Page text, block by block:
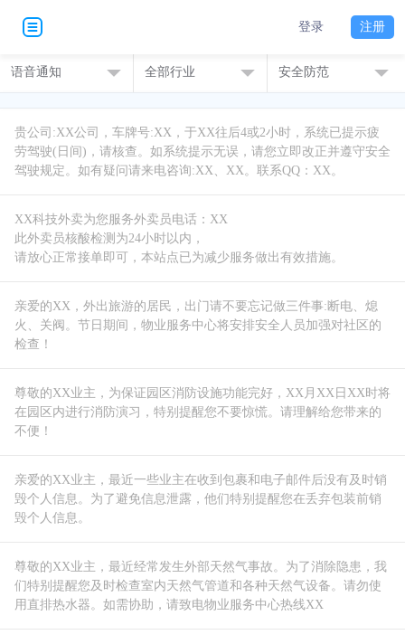
登录 注册
语音通知 全部行业 安全防范
贵公司:XX公司，车牌号:XX，于XX往后4或2小时，系统已提示疲
劳驾驶(日间)，请核查。如系统提示无误，请您立即改正并遵守安全
XX科技外卖为您服务外卖员电话：XX
此外卖员核酸检测为24小时以内，
亲爱的XX，外出旅游的居民，出门请不要忘记做三件事:断电、熄
火、关阀。节日期间，物业服务中心将安排安全人员加强对社区的
检查！
尊敬的XX业主，为保证园区消防设施功能完好，XX月XX日XX时将
在园区内进行消防演习，特别提醒您不要惊慌。请理解给您带来的
不便！
亲爱的XX业主，最近一些业主在收到包裹和电子邮件后没有及时销
毁个人信息。为了避免信息泄露，他们特别提醒您在丢弃包装前销
毁个人信息。
尊敬的XX业主，最近经常发生外部天然气事故。为了消除隐患，我
们特别提醒您及时检查室内天然气管道和各种天然气设备。请勿使
用直排热水器。如需协助，请致电物业服务中心热线XX